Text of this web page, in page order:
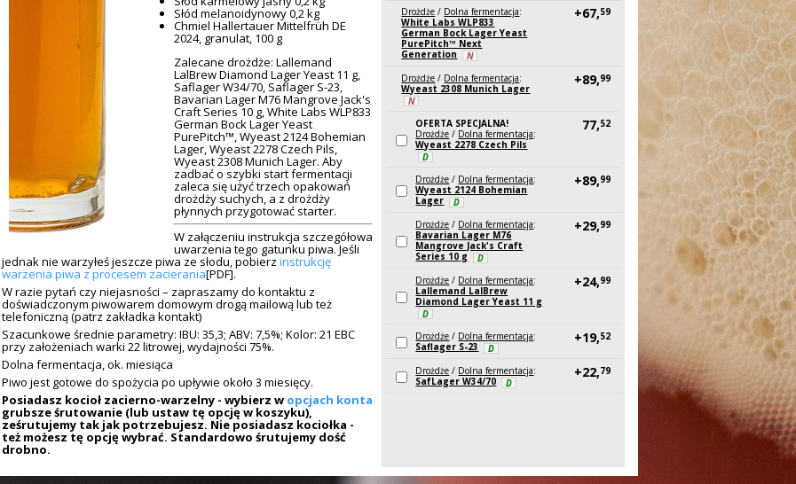
Słód melanoidynowy 0,2 kg
Chmiel Hallertauer Mittelfrüh DE
2024, granulat, 100 g
Zalecane drożdże: Lallemand
LalBrew Diamond Lager Yeast 11 g,
Saflager W34/70, Saflager S-23,
Bavarian Lager M76 Mangrove Jack's
Craft Series 10 g, White Labs WLP833
German Bock Lager Yeast
PurePitch™, Wyeast 2124 Bohemian
Lager, Wyeast 2278 Czech Pils,
Wyeast 2308 Munich Lager. Aby
zadbać o szybki start fermentacji
zaleca się użyć trzech opakowań
drożdży suchych, a z drożdży
płynnych przygotować starter.
W załączeniu instrukcja szczegółowa
uwarzenia tego gatunku piwa. Jeśli
jednak nie warzyłeś jeszcze piwa ze słodu, pobierz instrukcję
warzenia piwa z procesem zacierania[PDF].
W razie pytań czy niejasności – zapraszamy do kontaktu z
doświadczonym piwowarem domowym drogą mailową lub też
telefoniczną (patrz zakładka kontakt)
Szacunkowe średnie parametry: IBU: 35,3; ABV: 7,5%; Kolor: 21 EBC
przy założeniach warki 22 litrowej, wydajności 75%.
Dolna fermentacja, ok. miesiąca
Piwo jest gotowe do spożycia po upływie około 3 miesięcy.
Posiadasz kocioł zacierno-warzelny - wybierz w opcjach konta
grubsze śrutowanie (lub ustaw tę opcję w koszyku),
ześrutujemy tak jak potrzebujesz. Nie posiadasz kociołka -
też możesz tę opcję wybrać. Standardowo śrutujemy dość
drobno.
Drożdże / Dolna fermentacja:
White Labs WLP833
German Bock Lager Yeast
PurePitch™ Next
Generation
N
+67,59
Drożdże / Dolna fermentacja:
Wyeast 2308 Munich Lager
N
+89,99
OFERTA SPECJALNA!
Drożdże / Dolna fermentacja:
Wyeast 2278 Czech Pils
D
77,52
Drożdże / Dolna fermentacja:
Wyeast 2124 Bohemian
Lager
D
+89,99
Drożdże / Dolna fermentacja:
Bavarian Lager M76
Mangrove Jack's Craft
Series 10 g
D
+29,99
Drożdże / Dolna fermentacja:
Lallemand LalBrew
Diamond Lager Yeast 11 g
D
+24,99
Drożdże / Dolna fermentacja:
Saflager S-23
D
+19,52
Drożdże / Dolna fermentacja:
SafLager W34/70
D
+22,79